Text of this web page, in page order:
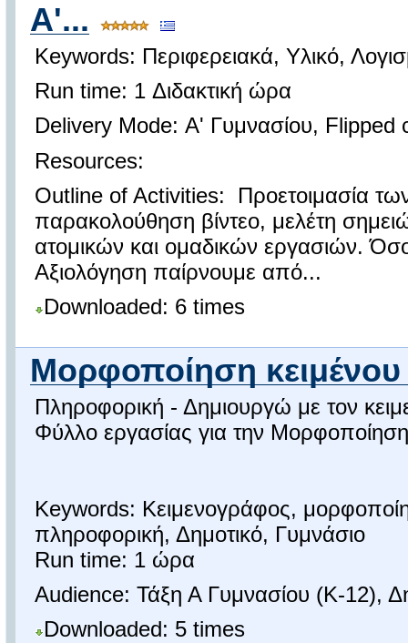
Α'...
Keywords: Περιφερειακά, Υλικό,
Run time: 1 Διδακτική ώρα
Delivery Mode: Α' Γυμνασίου,
Resources:
Outline of Activities: Προετοιμασία
παρακολούθηση βίντεο, μελέτη
ατομικών και ομαδικών εργασιών.
Αξιολόγηση παίρνουμε από...
Downloaded: 6 times
Μορφοποίηση
Πληροφορική - Δημιουργώ με τον
Φύλλο εργασίας για την
Keywords: Κειμενογράφος,
πληροφορική, Δημοτικό, Γυμνάσιο
Run time: 1 ώρα
Audience: Τάξη Α Γυμνασίου (K-12),
Downloaded: 5 times